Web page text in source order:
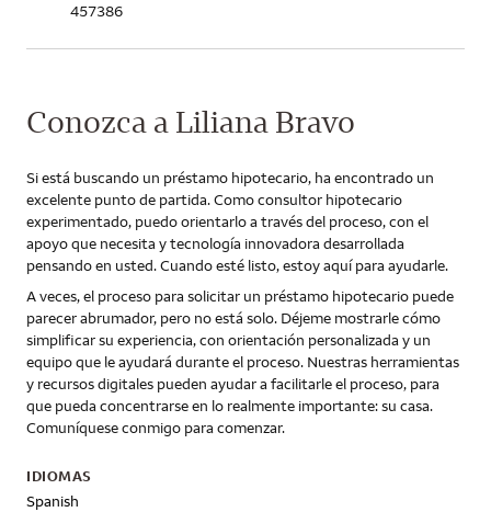
457386
Conozca a Liliana Bravo
Si está buscando un préstamo hipotecario, ha encontrado un
excelente punto de partida. Como consultor hipotecario
experimentado, puedo orientarlo a través del proceso, con el
apoyo que necesita y tecnología innovadora desarrollada
pensando en usted. Cuando esté listo, estoy aquí para ayudarle.
A veces, el proceso para solicitar un préstamo hipotecario puede
parecer abrumador, pero no está solo. Déjeme mostrarle cómo
simplificar su experiencia, con orientación personalizada y un
equipo que le ayudará durante el proceso. Nuestras herramientas
y recursos digitales pueden ayudar a facilitarle el proceso, para
que pueda concentrarse en lo realmente importante: su casa.
Comuníquese conmigo para comenzar.
IDIOMAS
Spanish